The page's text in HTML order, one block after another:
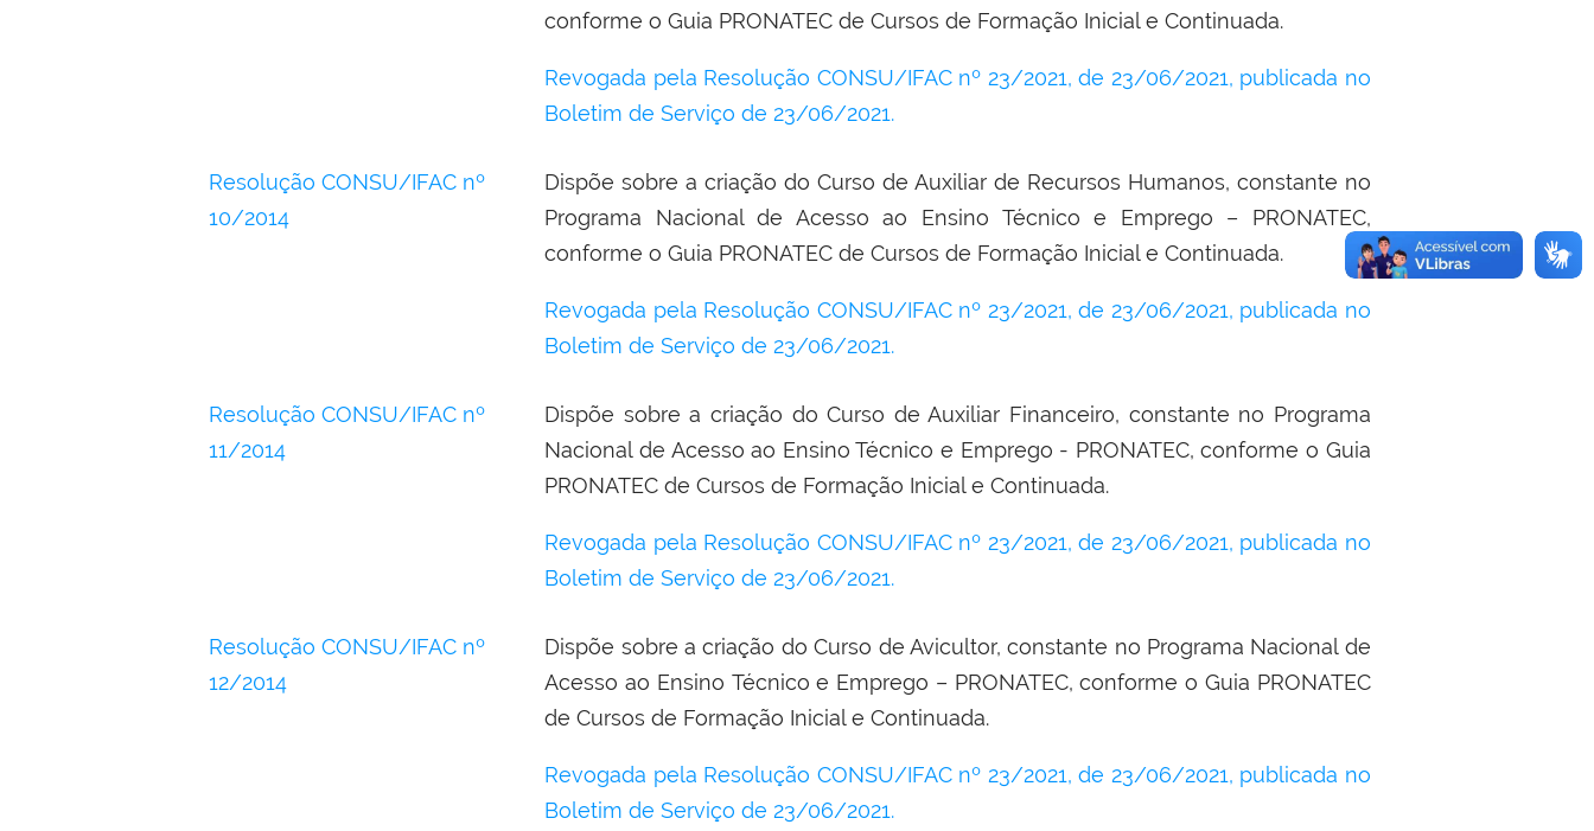
conforme o Guia PRONATEC de Cursos de Formação Inicial e Continuada.
Revogada pela Resolução CONSU/IFAC nº 23/2021, de 23/06/2021, publicada no
Boletim de Serviço de 23/06/2021.
Resolução CONSU/IFAC nº
10/2014
Dispõe sobre a criação do Curso de Auxiliar de Recursos Humanos, constante no
Programa Nacional de Acesso ao Ensino Técnico e Emprego – PRONATEC,
conforme o Guia PRONATEC de Cursos de Formação Inicial e Continuada.
Revogada pela Resolução CONSU/IFAC nº 23/2021, de 23/06/2021, publicada no
Boletim de Serviço de 23/06/2021.
Resolução CONSU/IFAC nº
11/2014
Dispõe sobre a criação do Curso de Auxiliar Financeiro, constante no Programa
Nacional de Acesso ao Ensino Técnico e Emprego - PRONATEC, conforme o Guia
PRONATEC de Cursos de Formação Inicial e Continuada.
Revogada pela Resolução CONSU/IFAC nº 23/2021, de 23/06/2021, publicada no
Boletim de Serviço de 23/06/2021.
Resolução CONSU/IFAC nº
12/2014
Dispõe sobre a criação do Curso de Avicultor, constante no Programa Nacional de
Acesso ao Ensino Técnico e Emprego – PRONATEC, conforme o Guia PRONATEC
de Cursos de Formação Inicial e Continuada.
Revogada pela Resolução CONSU/IFAC nº 23/2021, de 23/06/2021, publicada no
Boletim de Serviço de 23/06/2021.